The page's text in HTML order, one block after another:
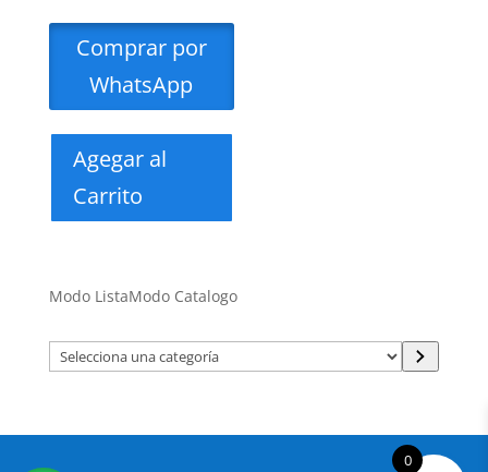
Comprar por
WhatsApp
Agegar al
Carrito
Modo ListaModo Catalogo
Selecciona
una
0